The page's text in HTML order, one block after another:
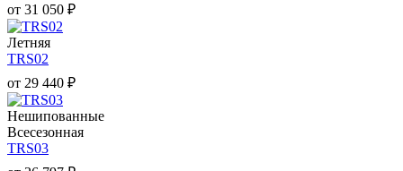
от 31 050 ₽
Летняя
TRS02
от 29 440 ₽
Нешипованные
Всесезонная
TRS03